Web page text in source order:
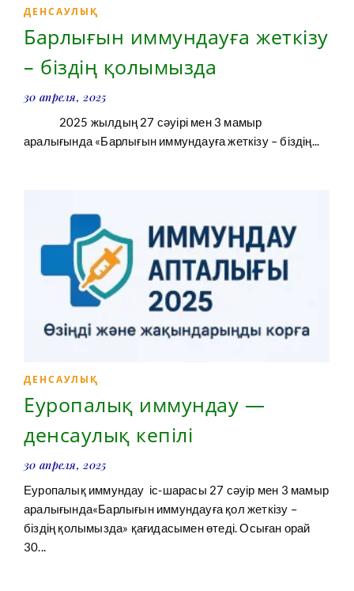
ДЕНСАУЛЫҚ
Барлығын иммундауға жеткізу
– біздің қолымызда
30 апреля, 2025
2025 жылдың 27 сәуірі мен 3 мамыр
аралығында «Барлығын иммундауға жеткізу – біздің...
ДЕНСАУЛЫҚ
Еуропалық иммундау —
денсаулық кепілі
30 апреля, 2025
Еуропалық иммундау іс-шарасы 27 сәуір мен 3 мамыр
аралығында«Барлығын иммундауға қол жеткізу –
біздің қолымызда» қағидасымен өтеді. Осыған орай
30...